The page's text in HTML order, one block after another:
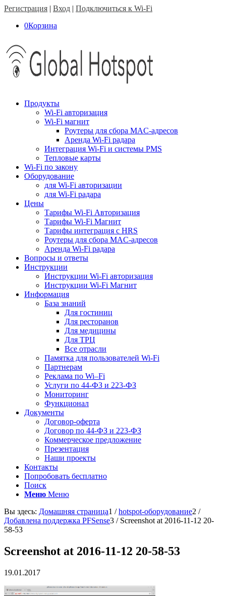
Регистрация | Вход | Подключиться к Wi-Fi
0Корзина
Продукты
Wi-Fi авторизация
Wi-Fi магнит
Роутеры для сбора MAC-адресов
Аренда Wi-Fi радара
Интеграция Wi-Fi и системы PMS
Тепловые карты
Wi-Fi по закону
Оборудование
для Wi-Fi авторизации
для Wi-Fi радара
Цены
Тарифы Wi-Fi Авторизация
Тарифы Wi-Fi Магнит
Тарифы интеграция с HRS
Роутеры для сбора MAC-адресов
Аренда Wi-Fi радара
Вопросы и ответы
Инструкции
Инструкции Wi-Fi авторизация
Инструкции Wi-Fi Магнит
Информация
База знаний
Для гостиниц
Для ресторанов
Для медицины
Для ТРЦ
Все отрасли
Памятка для пользователей Wi-Fi
Партнерам
Реклама по Wi–Fi
Услуги по 44-ФЗ и 223-ФЗ
Мониторинг
Функционал
Документы
Договор-оферта
Договор по 44-ФЗ и 223-ФЗ
Коммерческое предложение
Презентация
Наши проекты
Контакты
Попробовать бесплатно
Поиск
Меню Меню
Вы здесь: Домашняя страница1 / hotspot-оборудование2 /
Добавлена поддержка PFSense3 / Screenshot at 2016-11-12 20-
58-53
Screenshot at 2016-11-12 20-58-53
19.01.2017